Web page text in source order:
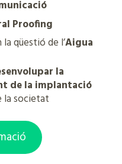
Proofing
qüestió de l’Aigua
la
de la implantació
la societat